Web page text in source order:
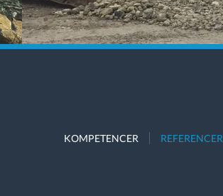
KOMPETENCER REFERENCER